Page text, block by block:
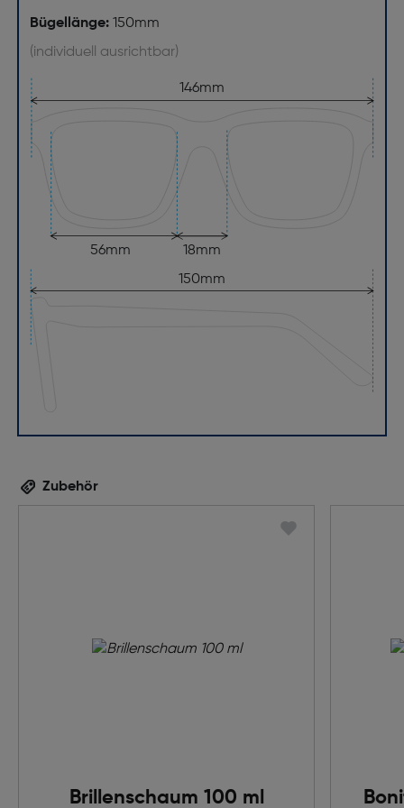
Bügellänge: 150mm
(individuell ausrichtbar)
146mm
18mm
56mm
150mm
Zubehör
Brillenschaum 100 ml